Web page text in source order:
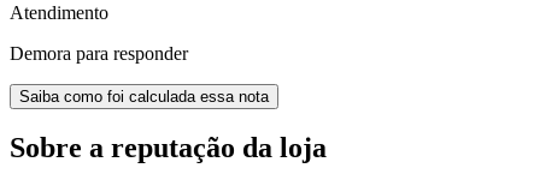
Atendimento
Demora para responder
Saiba como foi calculada essa nota
Sobre a reputação da loja